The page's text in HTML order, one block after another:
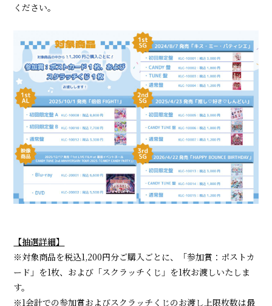
ください。
【抽選詳細】
※対象商品を税込1,200円分ご購入ごとに、「参加賞：ポストカ
ード」を1枚、および「スクラッチくじ」を1枚お渡しいたしま
す。
※1会計での参加賞およびスクラッチくじのお渡し上限枚数は最